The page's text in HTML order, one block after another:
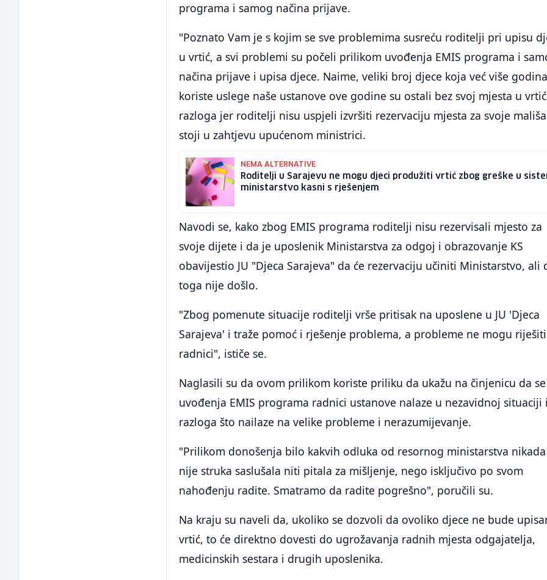
programa i samog načina prijave.
"Poznato Vam je s kojim se sve problemima susreću roditelji pri upisu
u vrtić, a svi problemi su počeli prilikom uvođenja EMIS programa i
načina prijave i upisa djece. Naime, veliki broj djece koja već više godina
koriste uslege naše ustanove ove godine su ostali bez svoj mjesta u
razloga jer roditelji nisu uspjeli izvršiti rezervaciju mjesta za svoje
stoji u zahtjevu upućenom ministrici.
NEMA ALTERNATIVE
Roditelji u Sarajevu ne mogu djeci produžiti vrtić zbog greške u
ministarstvo kasni s rješenjem
Navodi se, kako zbog EMIS programa roditelji nisu rezervisali mjesto za
svoje dijete i da je uposlenik Ministarstva za odgoj i obrazovanje KS
obavijestio JU "Djeca Sarajeva" da će rezervaciju učiniti Ministarstvo, ali
toga nije došlo.
"Zbog pomenute situacije roditelji vrše pritisak na uposlene u JU 'Djeca
Sarajeva' i traže pomoć i rješenje problema, a probleme ne mogu riješiti
radnici", ističe se.
Naglasili su da ovom prilikom koriste priliku da ukažu na činjenicu da
uvođenja EMIS programa radnici ustanove nalaze u nezavidnoj situaciji
razloga što nailaze na velike probleme i nerazumijevanje.
"Prilikom donošenja bilo kakvih odluka od resornog ministarstva nikada
nije struka saslušala niti pitala za mišljenje, nego isključivo po svom
nahođenju radite. Smatramo da radite pogrešno", poručili su.
Na kraju su naveli da, ukoliko se dozvoli da ovoliko djece ne bude
vrtić, to će direktno dovesti do ugrožavanja radnih mjesta odgajatelja,
medicinskih sestara i drugih uposlenika.